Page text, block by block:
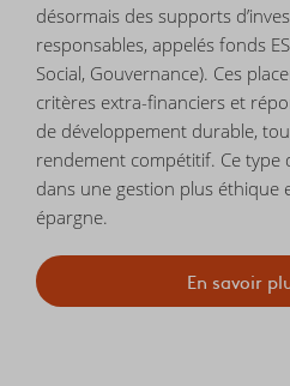
désormais des supports
responsables, appelés fonds
Social, Gouvernance). Ces
critères extra-financiers et
de développement durable,
rendement compétitif. Ce type
dans une gestion plus éthique
épargne.
En savoir